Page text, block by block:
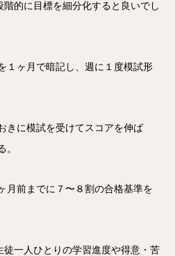
的に目標を細分化すると良いでし
１ヶ月で暗記し、週に１度模試形
きに模試を受けてスコアを伸ば
。
月前までに７〜８割の合格基準を
徒一人ひとりの学習進度や得意・苦